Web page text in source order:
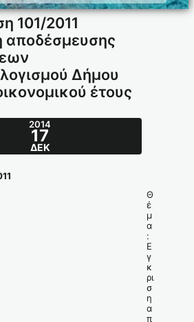
101/2011
αποδέσμευσης
Δήμου
έτους
2014
17
ΔΕΚ
101/2011
Θ
έ
μ
α
:
Ε
γ
κ
ρι
σ
η
α
π